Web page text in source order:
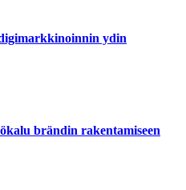
ydin
brändin rakentamiseen